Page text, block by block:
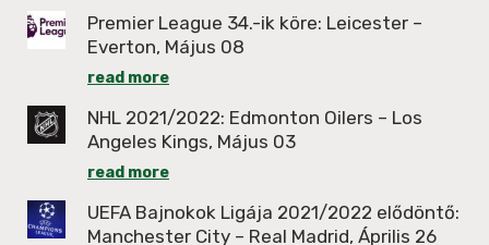
Premier League 34.-ik köre: Leicester –
Everton, Május 08
read more
NHL 2021/2022: Edmonton Oilers – Los
Angeles Kings, Május 03
read more
UEFA Bajnokok Ligája 2021/2022 elődöntő:
Manchester City – Real Madrid, Április 26